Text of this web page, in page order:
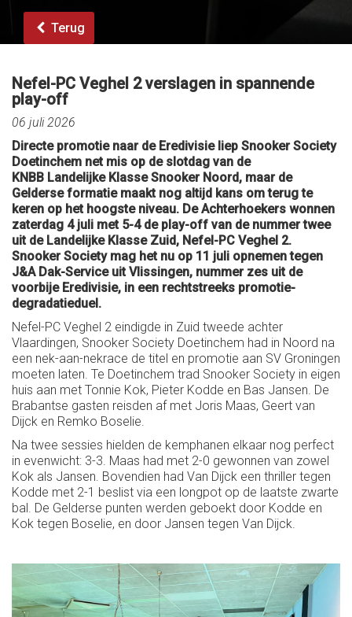
Terug
Nefel-PC Veghel 2 verslagen in spannende
play-off
06 juli 2026
Directe promotie naar de Eredivisie liep Snooker Society
Doetinchem net mis op de slotdag van de
KNBB Landelijke Klasse Snooker Noord, maar de
Gelderse formatie maakt nog altijd kans om terug te
keren op het hoogste niveau. De Achterhoekers wonnen
zaterdag 4 juli met 5-4 de play-off van de nummer twee
uit de Landelijke Klasse Zuid, Nefel-PC Veghel 2.
Snooker Society mag het nu op 11 juli opnemen tegen
J&A Dak-Service uit Vlissingen, nummer zes uit de
voorbije Eredivisie, in een rechtstreeks promotie-
degradatieduel.
Nefel-PC Veghel 2 eindigde in Zuid tweede achter
Vlaardingen, Snooker Society Doetinchem had in Noord na
een nek-aan-nekrace de titel en promotie aan SV Groningen
moeten laten. Te Doetinchem trad Snooker Society in eigen
huis aan met Tonnie Kok, Pieter Kodde en Bas Jansen. De
Brabantse gasten reisden af met Joris Maas, Geert van
Dijck en Remko Boselie.
Na twee sessies hielden de kemphanen elkaar nog perfect
in evenwicht: 3-3. Maas had met 2-0 gewonnen van zowel
Kok als Jansen. Bovendien had Van Dijck een thriller tegen
Kodde met 2-1 beslist via een longpot op de laatste zwarte
bal. De Gelderse punten werden geboekt door Kodde en
Kok tegen Boselie, en door Jansen tegen Van Dijck.